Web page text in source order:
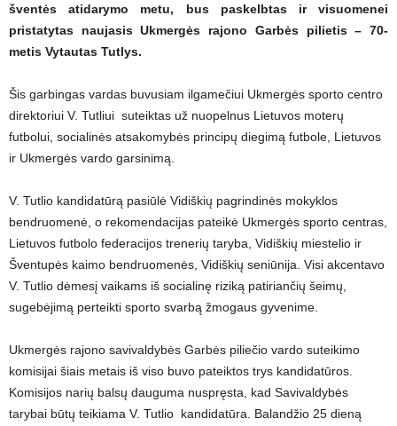
šventės atidarymo metu, bus paskelbtas ir visuomenei
pristatytas naujasis Ukmergės rajono Garbės pilietis – 70-
metis Vytautas Tutlys.
Šis garbingas vardas buvusiam ilgamečiui Ukmergės sporto centro
direktoriui V. Tutliui suteiktas už nuopelnus Lietuvos moterų
futbolui, socialinės atsakomybės principų diegimą futbole, Lietuvos
ir Ukmergės vardo garsinimą.
V. Tutlio kandidatūrą pasiūlė Vidiškių pagrindinės mokyklos
bendruomenė, o rekomendacijas pateikė Ukmergės sporto centras,
Lietuvos futbolo federacijos trenerių taryba, Vidiškių miestelio ir
Šventupės kaimo bendruomenės, Vidiškių seniūnija. Visi akcentavo
V. Tutlio dėmesį vaikams iš socialinę riziką patiriančių šeimų,
sugebėjimą perteikti sporto svarbą žmogaus gyvenime.
Ukmergės rajono savivaldybės Garbės piliečio vardo suteikimo
komisijai šiais metais iš viso buvo pateiktos trys kandidatūros.
Komisijos narių balsų dauguma nuspręsta, kad Savivaldybės
tarybai būtų teikiama V. Tutlio kandidatūra. Balandžio 25 dieną